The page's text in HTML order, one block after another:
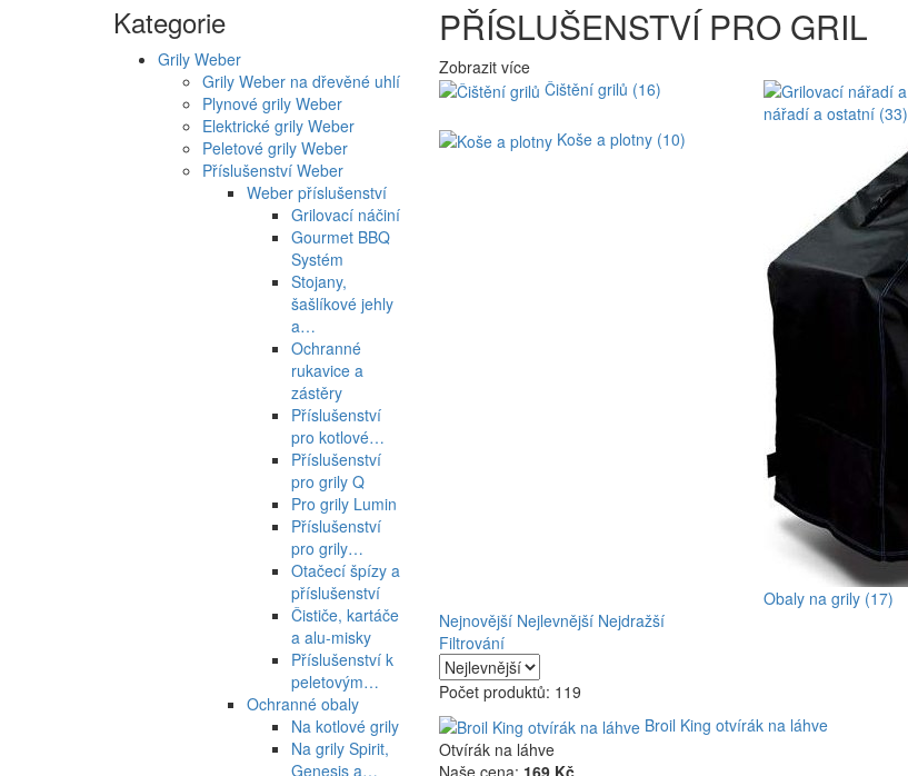
Kategorie
Grily Weber
Grily Weber na dřevěné uhlí
Plynové grily Weber
Elektrické grily Weber
Peletové grily Weber
Příslušenství Weber
Weber příslušenství
Grilovací náčiní
Gourmet BBQ
Systém
Stojany,
šašlíkové jehly
a…
Ochranné
rukavice a
zástěry
Příslušenství
pro kotlové…
Příslušenství
pro grily Q
Pro grily Lumin
Příslušenství
pro grily…
Otačecí špízy a
příslušenství
Čističe, kartáče
a alu-misky
Příslušenství k
peletovým…
Ochranné obaly
Na kotlové grily
Na grily Spirit,
Genesis a…
PŘÍSLUŠENSTVÍ PRO GRIL
Zobrazit více
Čištění grilů (16)
nářadí a ostatní (33)
Koše a plotny (10)
Obaly na grily (17)
Nejnovější Nejlevnější Nejdražší
Filtrování
Počet produktů: 119
Broil King otvírák na láhve
Otvírák na láhve
Naše cena: 169 Kč